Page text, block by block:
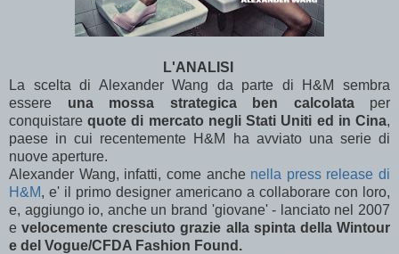
L'ANALISI
La scelta di Alexander Wang da parte di H&M sembra
essere una mossa strategica ben calcolataper
conquistarequote di mercato negli Stati Uniti ed in Cina,
paese in cui recentemente H&M ha avviato una serie di
nuove aperture.
Alexander Wang, infatti, come anche nella press release di
H&M, e' il primo designer americano a collaborare con loro,
e, aggiungo io, anche un brand 'giovane' - lanciato nel 2007
evelocemente cresciuto grazie alla spinta della Wintour
e del Vogue/CFDA Fashion Found.